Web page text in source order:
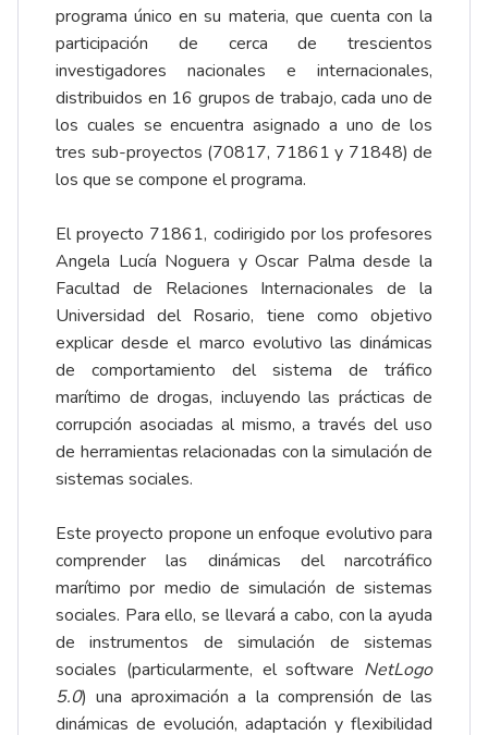
programa único en su materia, que cuenta con la
participación de cerca de trescientos
investigadores nacionales e internacionales,
distribuidos en 16 grupos de trabajo, cada uno de
los cuales se encuentra asignado a uno de los
tres sub-proyectos (70817, 71861 y 71848) de
los que se compone el programa.
El proyecto 71861, codirigido por los profesores
Angela Lucía Noguera y Oscar Palma desde la
Facultad de Relaciones Internacionales de la
Universidad del Rosario, tiene como objetivo
explicar desde el marco evolutivo las dinámicas
de comportamiento del sistema de tráfico
marítimo de drogas, incluyendo las prácticas de
corrupción asociadas al mismo, a través del uso
de herramientas relacionadas con la simulación de
sistemas sociales.
Este proyecto propone un enfoque evolutivo para
comprender las dinámicas del narcotráfico
marítimo por medio de simulación de sistemas
sociales. Para ello, se llevará a cabo, con la ayuda
de instrumentos de simulación de sistemas
sociales (particularmente, el software NetLogo
5.0) una aproximación a la comprensión de las
dinámicas de evolución, adaptación y flexibilidad